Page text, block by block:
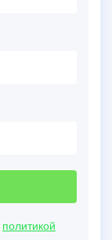
политикой